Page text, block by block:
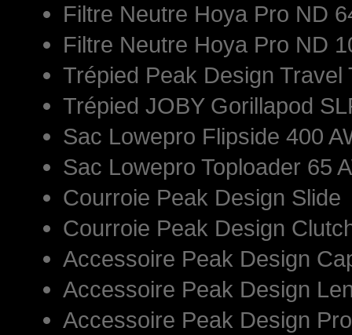
Filtre Neutre Hoya Pro ND
Filtre Neutre Hoya Pro ND
Trépied Peak Design Travel
Trépied JOBY Gorillapod
Sac Lowepro Flipside 400
Sac Lowepro Toploader 65
Courroie Peak Design Slide
Courroie Peak Design
Accessoire Peak Design
Accessoire Peak Design
Accessoire Peak Design